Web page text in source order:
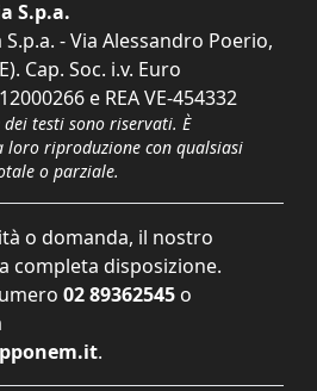
S.p.a.
- Via Alessandro Poerio,
Cap. Soc. i.v. Euro
e REA VE-454332
testi sono riservati. È
loro riproduzione con qualsiasi
o parziale.
o domanda, il nostro
completa disposizione.
02 89362545 o
.